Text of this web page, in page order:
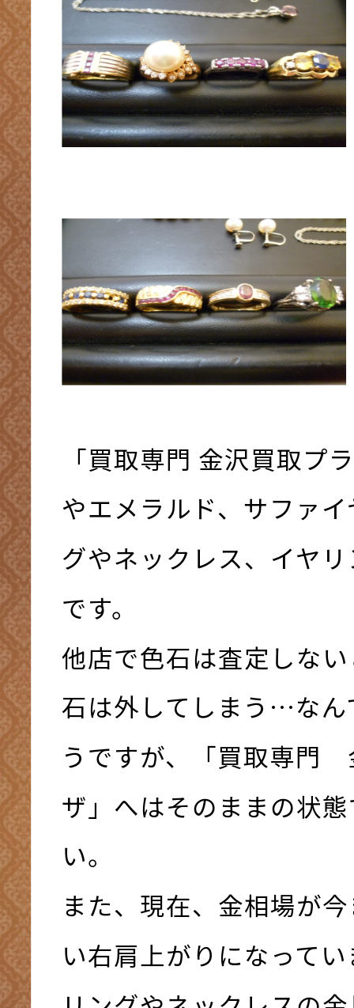
「買取専門 金沢買取プ
やエメラルド、サファ
グやネックレス、イヤ
です。
他店で色石は査定しな
石は外してしまう…なん
うですが、「買取専門
ザ」へはそのままの状
い。
また、現在、金相場が
い右肩上がりになってい